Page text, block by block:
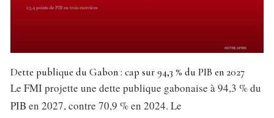
Dette publique du Gabon : cap sur 94,3 % du PIB en 2027
Le FMI projette une dette publique gabonaise à 94,3 % du
PIB en 2027, contre 70,9 % en 2024. Le